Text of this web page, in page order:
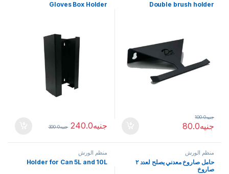
Double brush holder
جنيه80.0
جنيه100.0
Gloves Box Holder
جنيه240.0 جنيه300.0
منظم الورش
حامل صاروخ معدني يصلح لعدد ٢
صاروخ
منظم الورش
Holder for Can 5L and 10L